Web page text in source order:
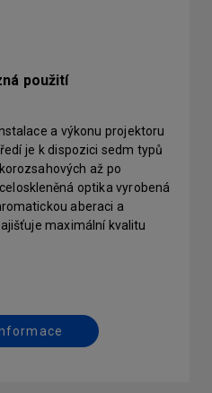
použití
a výkonu projektoru
je k dispozici sedm typů
až po
optika vyrobená
aberaci a
maximální kvalitu